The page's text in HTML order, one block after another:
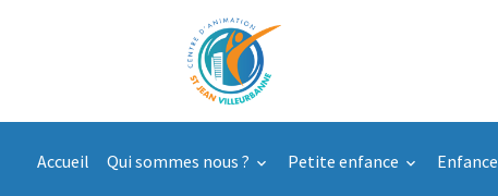
Accueil Qui sommes nous ? Petite enfance Enfance